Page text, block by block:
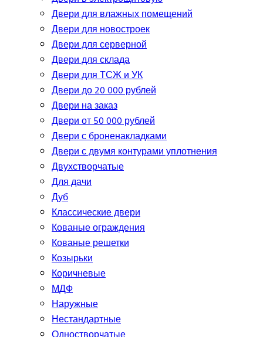
Двери для влажных помещений
Двери для новостроек
Двери для серверной
Двери для склада
Двери для ТСЖ и УК
Двери до 20 000 рублей
Двери на заказ
Двери от 50 000 рублей
Двери с броненакладками
Двери с двумя контурами уплотнения
Двухстворчатые
Для дачи
Дуб
Классические двери
Кованые ограждения
Кованые решетки
Козырьки
Коричневые
МДФ
Наружные
Нестандартные